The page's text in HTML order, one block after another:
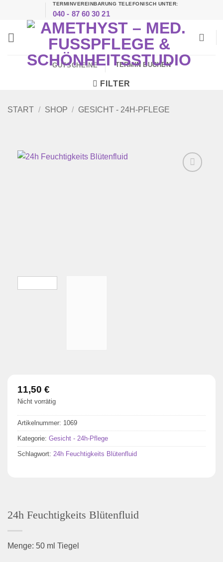
springen
TERMINVEREINBARUNG TELEFONISCH UNTER:
040 - 87 60 30 21
GUTSCHEINE TERMIN BUCHEN
FILTER
START / SHOP / GESICHT - 24H-PFLEGE
24h Feuchtigkeits Blütenfluid
Menge: 50 ml Tiegel
11,50 €
Nicht vorrätig
Artikelnummer: 1069
Kategorie: Gesicht - 24h-Pflege
Schlagwort: 24h Feuchtigkeits Blütenfluid